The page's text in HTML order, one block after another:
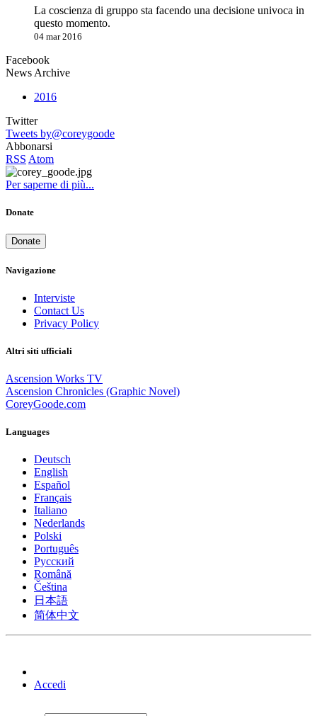
La coscienza di gruppo sta facendo una decisione univoca in
questo momento.
04 mar 2016
Facebook
News Archive
2016
Twitter
Tweets by@coreygoode
Abbonarsi
RSS Atom
Per saperne di più...
Donate
Donate
Navigazione
Interviste
Contact Us
Privacy Policy
Altri siti ufficiali
Ascension Works TV
Ascension Chronicles (Graphic Novel)
CoreyGoode.com
Languages
Deutsch
English
Español
Français
Italiano
Nederlands
Polski
Português
Pусский
Română
Čeština
日本語
简体中文
Accedi